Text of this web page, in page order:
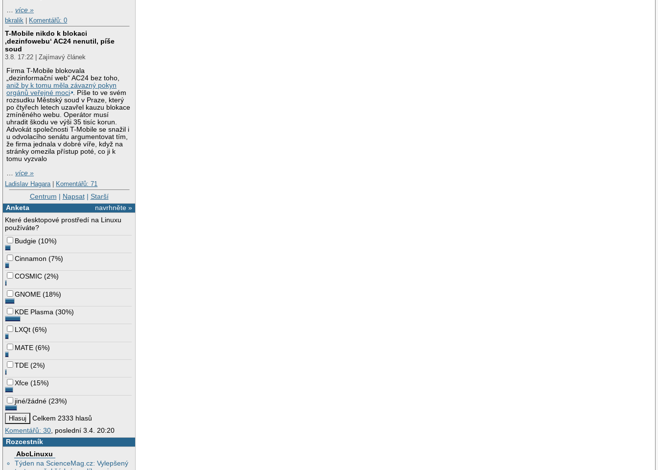
…více »
bkralik
Komentářů: 0
T-Mobile nikdo k blokaci
‚dezinfowebu‘ AC24 nenutil, píše
soud
3.8. 17:22 | Zajímavý článek
Firma T-Mobile blokovala
„dezinformační web“ AC24 bez toho,
aniž by k tomu měla závazný pokyn
orgánů veřejné moci . Píše to ve svém
rozsudku Městský soud v Praze, který
po čtyřech letech uzavřel kauzu blokace
zmíněného webu. Operátor musí
uhradit škodu ve výši 35 tisíc korun.
Advokát společnosti T-Mobile se snažil i
u odvolacího senátu argumentovat tím,
že firma jednala v dobré víře, když na
stránky omezila přístup poté, co ji k
tomu vyzvalo
…více »
Ladislav Hagara | Komentářů: 71
Centrum | Napsat| Starší
navrhněte »
Anketa
Které desktopové prostředí na Linuxu
používáte?
Budgie (10%)
Cinnamon (7%)
COSMIC (2%)
GNOME (18%)
KDE Plasma (30%)
LXQt (6%)
MATE (6%)
TDE (2%)
Xfce (15%)
jiné/žádné (23%)
Celkem 2333 hlasů
Komentářů: 30, poslední 3.4. 20:20
Rozcestník
AbcLinuxu
Týden na ScienceMag.cz: Vylepšený